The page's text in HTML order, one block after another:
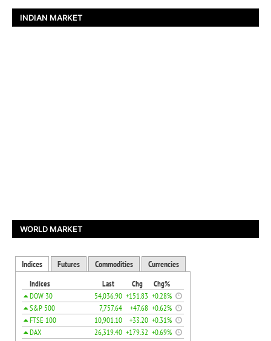
INDIAN MARKET
WORLD MARKET